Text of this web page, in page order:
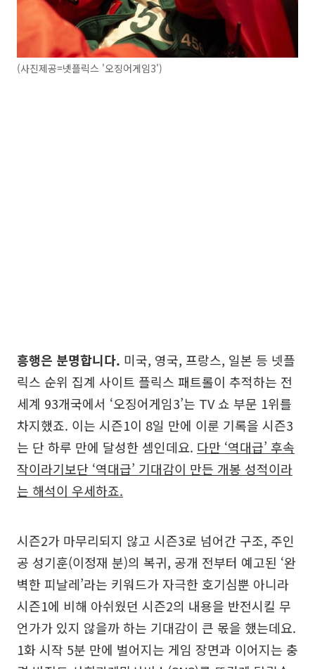
(사진제공=넷플릭스 '오징어게임3')
흥행은 분명합니다. 미국, 영국, 프랑스, 일본 등 넷플
릭스 순위 집계 사이트 플릭스 패트롤이 추적하는 전
세계 93개국에서 ‘오징어게임3’는 TV 쇼 부문 1위를
차지했죠. 이는 시즌1이 8일 만에 이룬 기록을 시즌3
는 단 하루 만에 달성한 셈인데요. 다만 ‘역대급’ 후속
작이라기보단 ‘역대급’ 기대감이 만든 개봉 성적이라
는 해석이 우세하죠.
시즌2가 마무리되지 않고 시즌3로 넘어간 구조, 주인
공 성기훈(이정재 분)의 복귀, 공개 전부터 예고된 ‘완
벽한 피날레’라는 키워드가 자극한 호기심뿐 아니라
시즌1에 비해 아쉬웠던 시즌2의 내용을 반전시킬 무
언가가 있지 않을까 하는 기대감이 큰 몫을 했는데요.
1화 시작 5분 만에 벌어지는 게임 장면과 이어지는 충